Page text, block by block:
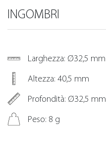
INGOMBRI
Larghezza: Ø32,5 mm
Altezza: 40,5 mm
Profondità: Ø32,5 mm
Peso: 8 g